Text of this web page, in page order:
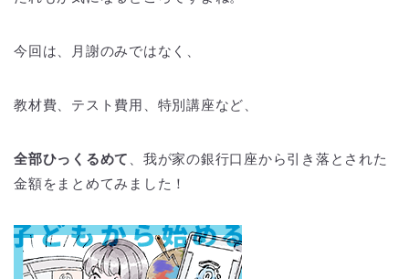
今回は、月謝のみではなく、
教材費、テスト費用、特別講座など、
全部ひっくるめて
、我が家の銀行口座から引き落とされた
金額をまとめてみました！